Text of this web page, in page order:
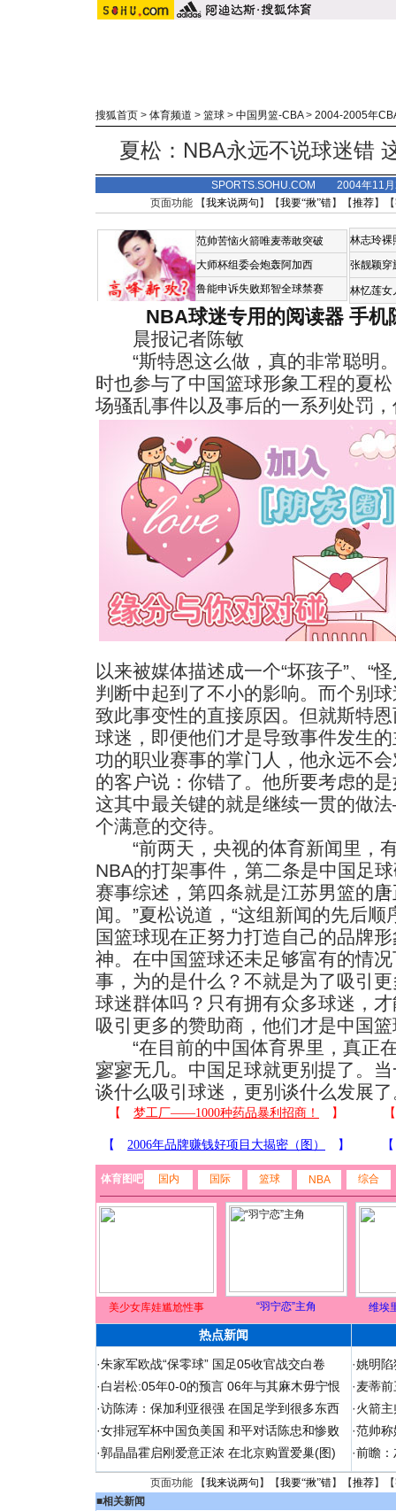
搜狐首页 > 体育频道 > 篮球 > 中国男篮-CBA> 2004-2005年
夏松：NBA永远不说球迷错
SPORTS.SOHU.COM 2004年11
页面功能 【我来说两句 】【我要“揪”错】【推荐】
范帅苦恼火箭唯麦蒂敢突破
大师杯组委会炮轰阿加西
鲁能申诉失败郑智全球禁赛
林志玲裸
张靓颖穿
林忆莲女
NBA球迷专用的阅读器 手机
晨报记者陈敏
“斯特恩这么做，真的非常聪明。
时也参与了中国篮球形象工程的夏
场骚乱事件以及事后的一系列处罚
以来被媒体描述成一个“坏孩子”、“
判断中起到了不小的影响。而个别
致此事变性的直接原因。但就斯特
球迷，即便他们才是导致事件发生
功的职业赛事的掌门人，他永远不
的客户说：你错了。他所要考虑的
这其中最关键的就是继续一贯的
个满意的交待。
“前两天，央视的体育新闻里，
NBA的打架事件，第二条是中国足
赛事综述，第四条就是江苏男篮的
闻。”夏松说道，“这组新闻的先后
国篮球现在正努力打造自己的品牌
神。在中国篮球还未足够富有的情
事，为的是什么？不就是为了吸引
球迷群体吗？只有拥有众多球迷，
吸引更多的赞助商，他们才是中国
“在目前的中国体育界里，真正
寥寥无几。中国足球就更别提了。
谈什么吸引球迷，更别谈什么发展了
体育图吧 国内 国际 篮球 NBA 综合
美少女库娃尴尬性事 “羽宁恋”主角 维埃
热点新闻
·朱家军欧战“保零球” 国足05收官战交白卷
·白岩松:05年0-0的预言 06年与其麻木毋宁恨
·访陈涛：保加利亚很强 在国足学到很多东西
·女排冠军杯中国负美国 和平对话陈忠和惨败
·郭晶晶霍启刚爱意正浓 在北京购置爱巢(图)
·姚明
·麦蒂
·火箭
·范帅
·前瞻
页面功能 【我来说两句 】【我要“揪”错】【推荐】
■相关新闻